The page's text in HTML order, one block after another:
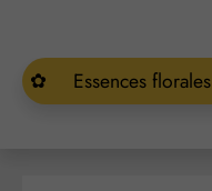
✿ Essences florales